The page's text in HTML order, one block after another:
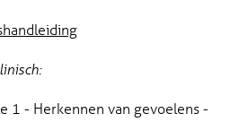
1 - Herkennen van gevoelens -